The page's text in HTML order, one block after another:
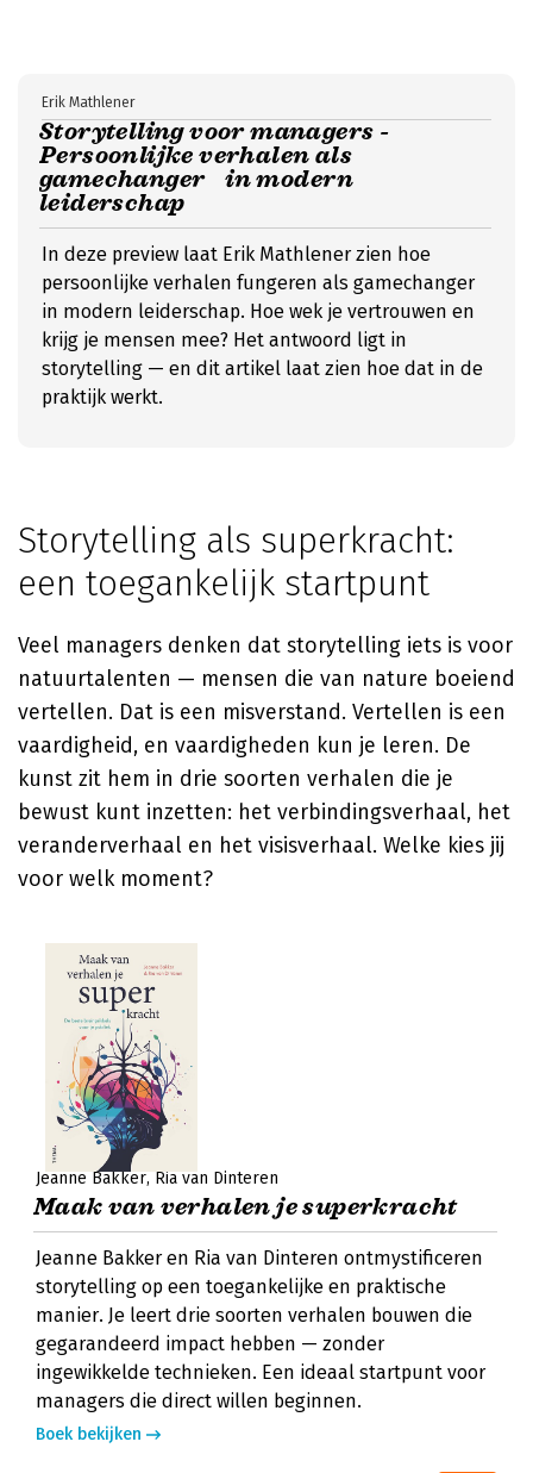
Storytelling voor managers -
Persoonlijke verhalen als
gamechanger in modern
leiderschap
Erik Mathlener
In deze preview laat Erik Mathlener zien hoe
persoonlijke verhalen fungeren als gamechanger
in modern leiderschap. Hoe wek je vertrouwen en
krijg je mensen mee? Het antwoord ligt in
storytelling — en dit artikel laat zien hoe dat in de
praktijk werkt.
Storytelling als superkracht:
een toegankelijk startpunt
Veel managers denken dat storytelling iets is voor
natuurtalenten — mensen die van nature boeiend
vertellen. Dat is een misverstand. Vertellen is een
vaardigheid, en vaardigheden kun je leren. De
kunst zit hem in drie soorten verhalen die je
bewust kunt inzetten: het verbindingsverhaal, het
veranderverhaal en het visisverhaal. Welke kies jij
voor welk moment?
Jeanne Bakker Ria van Dinteren
Maak van verhalen je superkracht
Jeanne Bakker en Ria van Dinteren ontmystificeren
storytelling op een toegankelijke en praktische
manier. Je leert drie soorten verhalen bouwen die
gegarandeerd impact hebben — zonder
ingewikkelde technieken. Een ideaal startpunt voor
managers die direct willen beginnen.
Boek bekijken